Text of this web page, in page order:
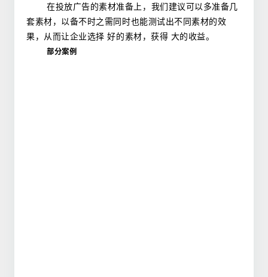
在投放广告的素材准备上，我们建议可以多准备几
套素材，以备不时之需同时也能测试出不同素材的效
果，从而让企业选择 好的素材，获得 大的收益。
部分案例